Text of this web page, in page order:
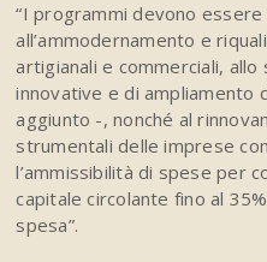
“I programmi devono essere
all’ammodernamento e
artigianali e commerciali, allo
innovative e di ampliamento
aggiunto -, nonché al
strumentali delle imprese
l’ammissibilità di spese per
capitale circolante fino al
spesa”.